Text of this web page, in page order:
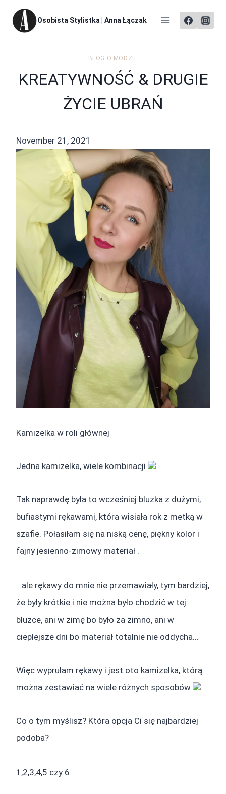
Osobista Stylistka | Anna Łączak
BLOG O MODZIE
KREATYWNOŚĆ & DRUGIE
ŻYCIE UBRAŃ
November 21, 2021
Kamizelka w roli głównej
Jedna kamizelka, wiele kombinacji
Tak naprawdę była to wcześniej bluzka z dużymi,
bufiastymi rękawami, która wisiała rok z metką w
szafie. Połasiłam się na niską cenę, piękny kolor i
fajny jesienno-zimowy materiał .
…ale rękawy do mnie nie przemawiały, tym bardziej,
że były krótkie i nie można było chodzić w tej
bluzce, ani w zimę bo było za zimno, ani w
cieplejsze dni bo materiał totalnie nie oddycha…
Więc wyprułam rękawy i jest oto kamizelka, którą
można zestawiać na wiele różnych sposobów
Co o tym myślisz? Która opcja Ci się najbardziej
podoba?
1,2,3,4,5 czy 6